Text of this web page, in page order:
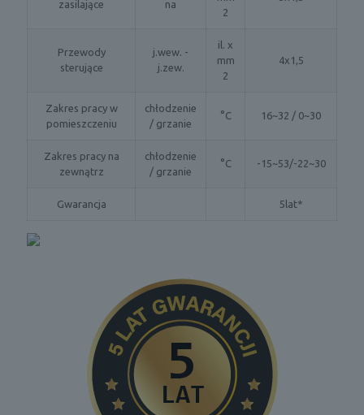
zasilające na
2
Przewody
sterujące
j.wew. -
j.zew.
il. x
mm
2
4x1,5
Zakres pracy w
pomieszczeniu
chłodzenie
/ grzanie
°C 16~32 / 0~30
Zakres pracy na
zewnątrz
chłodzenie
/ grzanie
°C -15~53/-22~30
Gwarancja 5lat*